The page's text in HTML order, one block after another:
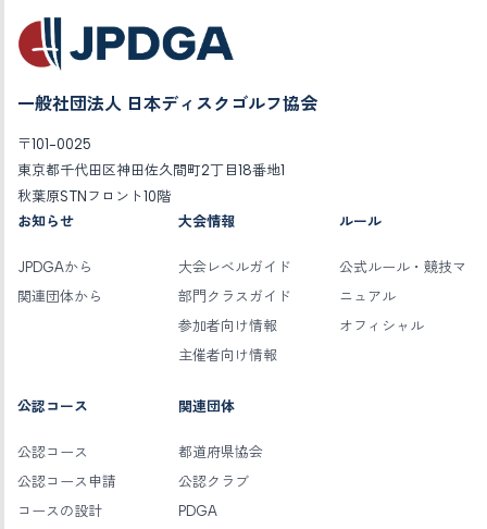
一般社団法人 日本ディスクゴルフ協会
〒101-0025
東京都千代田区神田佐久間町2丁目18番地1
秋葉原STNフロント10階
お知らせ
JPDGAから
関連団体から
大会情報
大会レベルガイド
部門クラスガイド
参加者向け情報
主催者向け情報
ルール
公式ルール・競技マ
ニュアル
オフィシャル
公認コース
公認コース
公認コース申請
コースの設計
関連団体
都道府県協会
公認クラブ
PDGA